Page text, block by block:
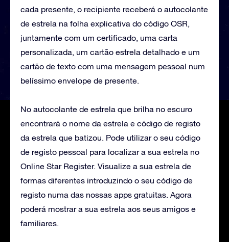
cada presente, o recipiente receberá o autocolante
de estrela na folha explicativa do código OSR,
juntamente com um certificado, uma carta
personalizada, um cartão estrela detalhado e um
cartão de texto com uma mensagem pessoal num
belíssimo envelope de presente.
No autocolante de estrela que brilha no escuro
encontrará o nome da estrela e código de registo
da estrela que batizou. Pode utilizar o seu código
de registo pessoal para localizar a sua estrela no
Online Star Register. Visualize a sua estrela de
formas diferentes introduzindo o seu código de
registo numa das nossas apps gratuitas. Agora
poderá mostrar a sua estrela aos seus amigos e
familiares.